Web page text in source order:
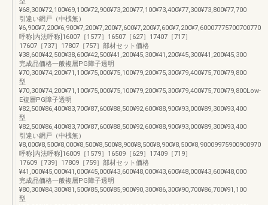
¥68,300¥72,100¥69,100¥72,900¥73,200¥77,100¥73,400¥77,300¥73,800¥77,700
引違い網戸（中桟無）
¥6,900¥7,200¥6,900¥7,200¥7,200¥7,600¥7,200¥7,600¥7,200¥7,60007775700700770
呼称[内法呼称]16007［1577］16507［627］17407［717］
17607［737］17807［757］部材セット価格
¥38,600¥42,500¥38,600¥42,500¥41,200¥45,300¥41,200¥45,300¥41,200¥45,300
完成品価格一般複層PG障子透明
¥70,300¥74,200¥71,100¥75,000¥75,100¥79,200¥75,300¥79,400¥75,700¥79,800
型
¥70,300¥74,200¥71,100¥75,000¥75,100¥79,200¥75,300¥79,400¥75,700¥79,800Low-
E複層PG障子透明
¥82,500¥86,400¥83,700¥87,600¥88,500¥92,600¥88,900¥93,000¥89,300¥93,400
型
¥82,500¥86,400¥83,700¥87,600¥88,500¥92,600¥88,900¥93,000¥89,300¥93,400
引違い網戸（中桟無）
¥8,000¥8,500¥8,000¥8,500¥8,500¥8,900¥8,500¥8,900¥8,500¥8,90009975900900970
呼称[内法呼称]16009［1579］16509［629］17409［719］
17609［739］17809［759］部材セット価格
¥41,000¥45,000¥41,000¥45,000¥43,600¥48,000¥43,600¥48,000¥43,600¥48,000
完成品価格一般複層PG障子透明
¥80,300¥84,300¥81,500¥85,500¥85,900¥90,300¥86,300¥90,700¥86,700¥91,100
型